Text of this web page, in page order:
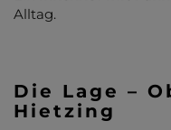
Alltag.
Die Lage –
Hietzing